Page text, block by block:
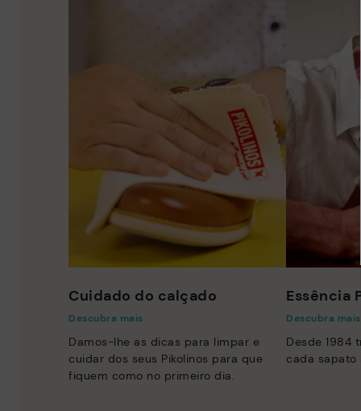
Cuidado do calçado
Descubra mais
Damos-lhe as dicas para limpar e
cuidar dos seus Pikolinos para que
fiquem como no primeiro dia.
Essência
Descubra mais
Desde 1984
cada sapato